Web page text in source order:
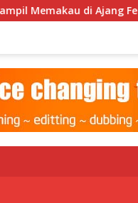
Bale Nagi